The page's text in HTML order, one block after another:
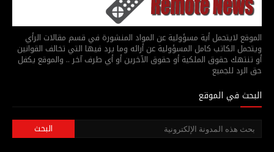
الموقع لايتحمل أية مسؤولية عن المواد المنشورة في قسم مقالات الرأي
ويتحمل الكاتب كامل المسؤولية عن أرائه وما يرد فيها التي تخالف القوانين
أو تنتهك حقوق الملكية أو حقوق الآخرين أو أي طرف آخر .. والموقع يكفل
حق الرد للجميع
البحث في الموقع